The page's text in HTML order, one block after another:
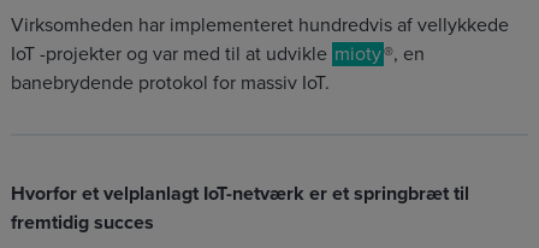
Virksomheden har implementeret hundredvis af vellykkede
IoT -projekter og var med til at udvikle mioty®, en
banebrydende protokol for massiv IoT.
Hvorfor et velplanlagt IoT-netværk er et springbræt til
fremtidig succes